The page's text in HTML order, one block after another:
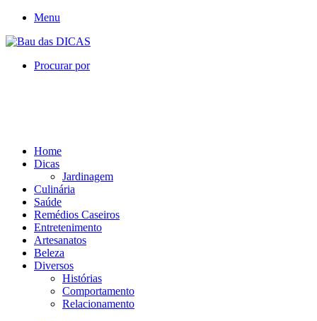
Menu
Procurar por
Home
Dicas
Jardinagem
Culinária
Saúde
Remédios Caseiros
Entretenimento
Artesanatos
Beleza
Diversos
Histórias
Comportamento
Relacionamento